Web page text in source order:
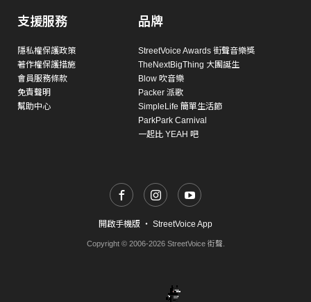
支援服務
隱私權保護政策
著作權保護措施
會員服務條款
免責聲明
幫助中心
品牌
StreetVoice Awards 街聲音樂獎
TheNextBigThing 大團誕生
Blow 吹音樂
Packer 派歌
SimpleLife 簡單生活節
ParkPark Carnival
一起比 YEAH 吧
開啟手機版 ・ StreetVoice App
Copyright © 2006-2026 StreetVoice 街聲.